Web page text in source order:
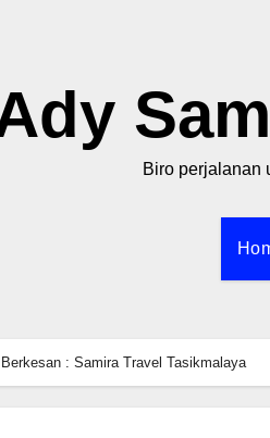
Biro perjalanan
: Samira Travel Tasikmalaya